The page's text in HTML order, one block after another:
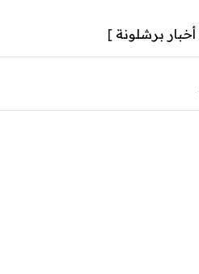
أخبار برشلونة ]